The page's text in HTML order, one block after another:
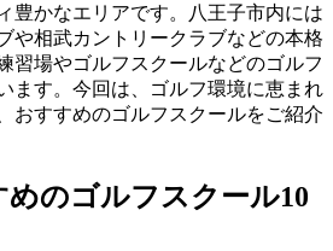
豊かなエリアです。八王子市内には
や相武カントリークラブなどの本格
習場やゴルフスクールなどのゴルフ
ます。今回は、ゴルフ環境に恵まれ
おすすめのゴルフスクールをご紹介
めのゴルフスクール10